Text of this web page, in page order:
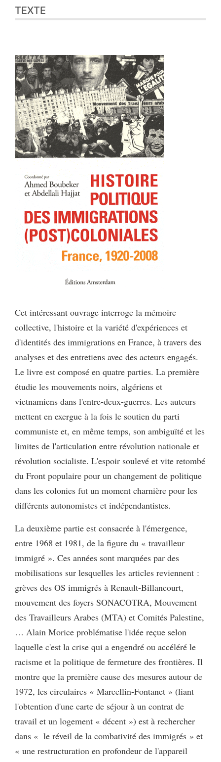
TEXTE
Cet intéressant ouvrage interroge la mémoire
collective, l'histoire et la variété d'expériences et
d'identités des immigrations en France, à travers des
analyses et des entretiens avec des acteurs engagés.
Le livre est composé en quatre parties. La première
étudie les mouvements noirs, algériens et
vietnamiens dans l'entre-deux-guerres. Les auteurs
mettent en exergue à la fois le soutien du parti
communiste et, en même temps, son ambiguïté et les
limites de l'articulation entre révolution nationale et
révolution socialiste. L'espoir soulevé et vite retombé
du Front populaire pour un changement de politique
dans les colonies fut un moment charnière pour les
différents autonomistes et indépendantistes.
La deuxième partie est consacrée à l'émergence,
entre 1968 et 1981, de la figure du « travailleur
immigré ». Ces années sont marquées par des
mobilisations sur lesquelles les articles reviennent :
grèves des OS immigrés à Renault-Billancourt,
mouvement des foyers SONACOTRA, Mouvement
des Travailleurs Arabes (MTA) et Comités Palestine,
… Alain Morice problématise l'idée reçue selon
laquelle c'est la crise qui a engendré ou accéléré le
racisme et la politique de fermeture des frontières. Il
montre que la première cause des mesures autour de
1972, les circulaires « Marcellin-Fontanet » (liant
l'obtention d'une carte de séjour à un contrat de
travail et un logement « décent ») est à rechercher
dans « le réveil de la combativité des immigrés » et
« une restructuration en profondeur de l'appareil